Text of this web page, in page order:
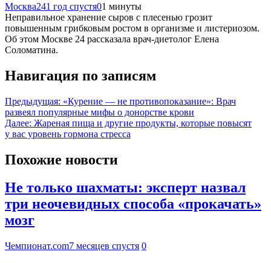
Москва241 год спустя01 минуты
Неправильное хранение сыров с плесенью грозит
повышенным грибковым ростом в организме и листериозом.
Об этом Москве 24 рассказала врач-диетолог Елена
Соломатина.
Навигация по записям
Предыдущая: «Курение — не противопоказание»: Врач
развеял популярные мифы о донорстве крови
Далее: Жареная пища и другие продукты, которые повысят
у вас уровень гормона стресса
Похожие новости
Не только шахматы: эксперт назвал
три неочевидных способа «прокачать»
мозг
Чемпионат.com7 месяцев спустя 0